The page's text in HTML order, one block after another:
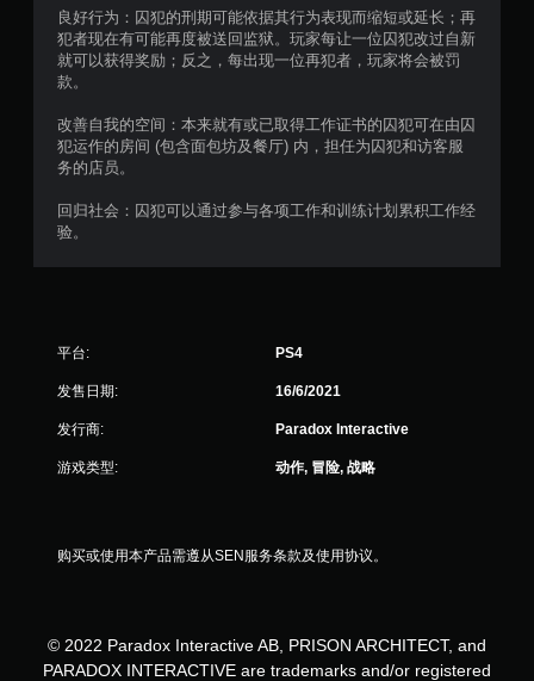
5
个
评
价
）
良好行为：囚犯的刑期可能依据其行为表现而缩短或延长；再
犯者现在有可能再度被送回监狱。玩家每让一位囚犯改过自新
就可以获得奖励；反之，每出现一位再犯者，玩家将会被罚
款。
改善自我的空间：本来就有或已取得工作证书的囚犯可在由囚
犯运作的房间 (包含面包坊及餐厅) 内，担任为囚犯和访客服
务的店员。
回归社会：囚犯可以通过参与各项工作和训练计划累积工作经
验。
平台: PS4
发售日期: 16/6/2021
发行商: Paradox Interactive
游戏类型: 动作, 冒险, 战略
购买或使用本产品需遵从SEN服务条款及使用协议。
© 2022 Paradox Interactive AB, PRISON ARCHITECT, and
PARADOX INTERACTIVE are trademarks and/or registered